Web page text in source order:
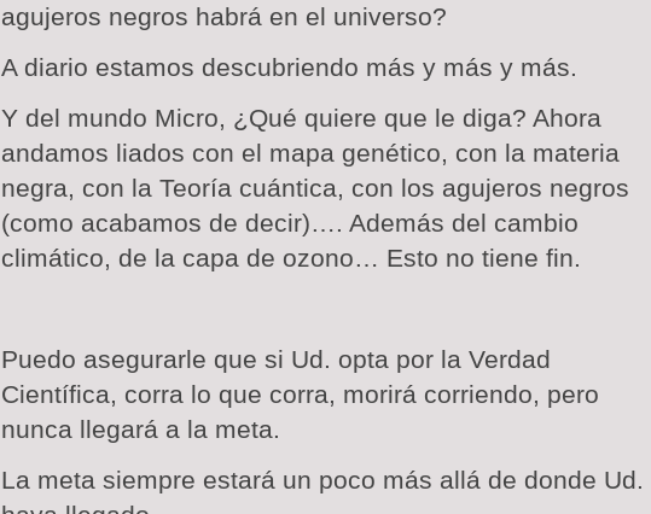
agujeros negros habrá en el universo?
A diario estamos descubriendo más y más y más.
Y del mundo Micro, ¿Qué quiere que le diga? Ahora
andamos liados con el mapa genético, con la materia
negra, con la Teoría cuántica, con los agujeros negros
(como acabamos de decir)…. Además del cambio
climático, de la capa de ozono… Esto no tiene fin.
Puedo asegurarle que si Ud. opta por la Verdad
Científica, corra lo que corra, morirá corriendo, pero
nunca llegará a la meta.
La meta siempre estará un poco más allá de donde Ud.